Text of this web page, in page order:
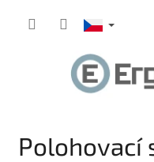
Polohovací